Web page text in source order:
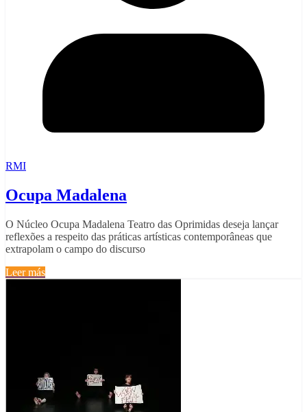
RMI
Ocupa Madalena
O Núcleo Ocupa Madalena Teatro das Oprimidas deseja lançar
reflexões a respeito das práticas artísticas contemporâneas que
extrapolam o campo do discurso
Leer más